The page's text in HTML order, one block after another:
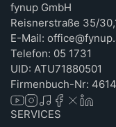
fynup GmbH
Reisnerstraße 35/
E-Mail:
Telefon: 05 1731
UID: ATU71880501
Firmenbuch-Nr:
SERVICES